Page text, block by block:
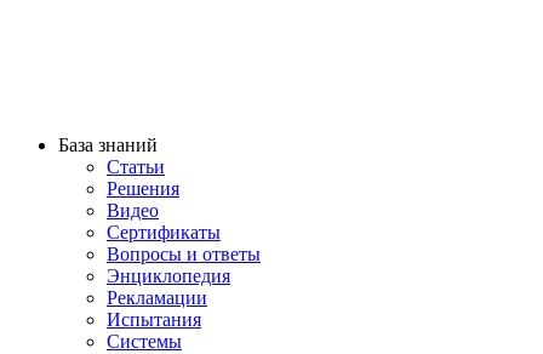
База знаний
Статьи
Решения
Видео
Сертификаты
Вопросы и ответы
Энциклопедия
Рекламации
Испытания
Системы